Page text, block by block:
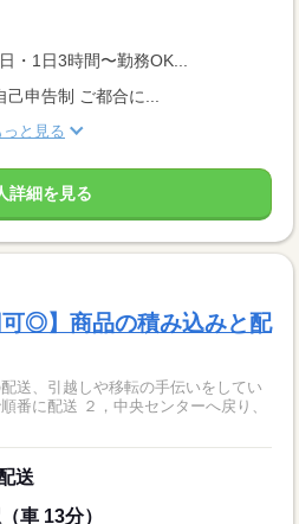
・1日3時間〜勤務OK...
申告制 ご都合に...
っと見る
詳細を見る
可◎】商品の積み込みと配
送、引越しや移転の手伝いをしてい
送
車 13分）